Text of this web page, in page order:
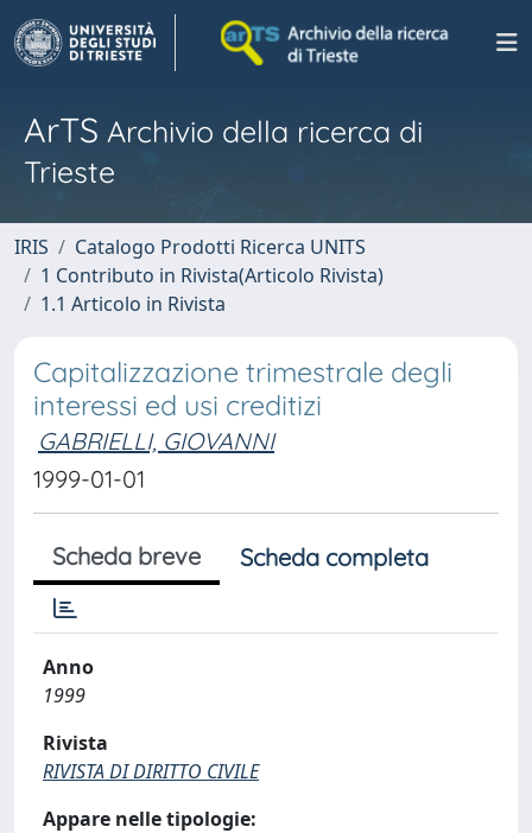
ArTS Archivio della ricerca di
Trieste
IRIS
Catalogo Prodotti Ricerca UNITS
1 Contributo in Rivista(Articolo Rivista)
1.1 Articolo in Rivista
Capitalizzazione trimestrale degli
interessi ed usi creditizi
GABRIELLI, GIOVANNI
1999-01-01
Scheda breve Scheda completa
Anno
1999
Rivista
RIVISTA DI DIRITTO CIVILE
Appare nelle tipologie: